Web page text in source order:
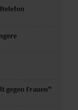
gegen Frauen"